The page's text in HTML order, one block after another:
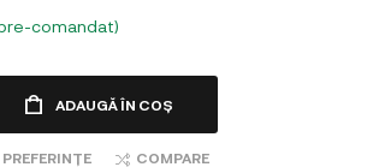
comandat)
ADAUGĂ ÎN COȘ
COMPARE